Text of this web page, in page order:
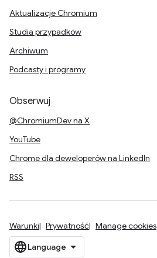
Aktualizacje Chromium
Studia przypadków
Archiwum
Podcasty i programy
Obserwuj
@ChromiumDev na X
YouTube
Chrome dla deweloperów na LinkedIn
RSS
Warunki Prywatność Manage cookies